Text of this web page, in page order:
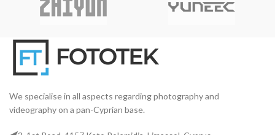
We specialise in all aspects regarding photography and
videography on a pan-Cyprian base.